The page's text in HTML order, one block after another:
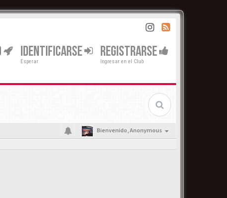
IDENTIFICARSE
Esperar
REGISTRARSE
Ingresar en el Club
Bienvenido,Anonymous